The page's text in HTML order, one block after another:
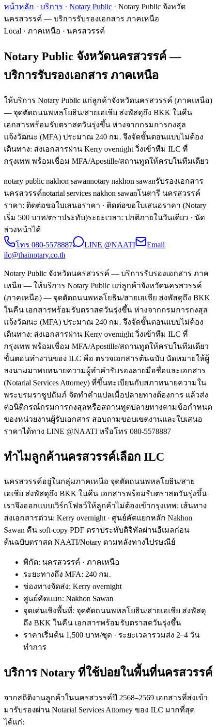
หน้าหลัก · บริการ · Notary Public · Notary Public จังหวัด
นครสวรรค์ — บริการรับรองเอกสาร ภาคเหนือ
Local · ภาคเหนือ · นครสวรรค์
Notary Public จังหวัดนครสวรรค์ —
บริการรับรองเอกสาร ภาคเหนือ
ให้บริการ Notary Public แก่ลูกค้าจังหวัดนครสวรรค์ (ภาคเหนือ)
— จุดตัดถนนพหลโยธิน/สายเอเชีย ส่งพัสดุถึง BKK ในคืน
เอกสารพร้อมรับตราสดวันรุ่งขึ้น ห่างจากกรมการกงสุล
แจ้งวัฒนะ (MFA) ประมาณ 240 กม. จึงจัดขั้นตอนแบบไม่ต้อง
เดินทาง: ส่งเอกสารผ่าน Kerry overnight วิ่งเข้าทีม ILC ที่
กรุงเทพ พร้อมเชื่อม MFA/Apostille/สถานทูตให้ครบในทีมเดียว
notary public nakhon sawannotary nakhon sawanรับรองเอกสาร
นครสวรรค์notarial services nakhon sawanโนตารี นครสวรรค์
ราคา: ติดต่อขอใบเสนอราคา · ติดต่อขอใบเสนอราคา (Notary
เริ่ม 500 บาท/ตราประทับ)ระยะเวลา: ปกติภายในวันเดียว · นัด
ล่วงหน้าได้
โทร 080-5578887 LINE @NAATI
Email
ilc@thainotary.co.th
Notary Public จังหวัดนครสวรรค์ — บริการรับรองเอกสาร ภาค
เหนือ — ให้บริการ Notary Public แก่ลูกค้าจังหวัดนครสวรรค์
(ภาคเหนือ) — จุดตัดถนนพหลโยธิน/สายเอเชีย ส่งพัสดุถึง BKK
ในคืน เอกสารพร้อมรับตราสดวันรุ่งขึ้น ห่างจากกรมการกงสุล
แจ้งวัฒนะ (MFA) ประมาณ 240 กม. จึงจัดขั้นตอนแบบไม่ต้อง
เดินทาง: ส่งเอกสารผ่าน Kerry overnight วิ่งเข้าทีม ILC ที่
กรุงเทพ พร้อมเชื่อม MFA/Apostille/สถานทูตให้ครบในทีมเดียว
ขั้นตอนทำงานของ ILC คือ ตรวจเอกสารต้นฉบับ นัดหมายให้ผู้
ลงนามมาพบทนายความผู้ทำคำรับรองลายมือชื่อและเอกสาร
(Notarial Services Attorney) ที่ขึ้นทะเบียนกับสภาทนายความใน
พระบรมราชูปถัมภ์ จัดทำคำแปลเมื่อปลายทางต้องการ แล้วส่ง
ต่อนิติกรณ์กรมการกงสุลหรือสถานทูตปลายทางตามข้อกำหนด
ของหน่วยงานผู้รับเอกสาร สอบถามขอบเขตงานและใบเสนอ
ราคาได้ทาง LINE @NAATI หรือโทร 080-5578887
ทำไมลูกค้านครสวรรค์เลือก ILC
นครสวรรค์อยู่ในกลุ่มภาคเหนือ จุดตัดถนนพหลโยธิน/สาย
เอเชีย ส่งพัสดุถึง BKK ในคืน เอกสารพร้อมรับตราสดวันรุ่งขึ้น
เราจึงออกแบบเวิร์กโฟลว์ให้ลูกค้าไม่ต้องเข้ากรุงเทพ: เส้นทาง
ส่งเอกสารด่วน: Kerry overnight · ศูนย์คัดแยกหลัก Nakhon
Sawan คืน soft-copy PDF ตราประทับดิจิทัลผ่านอีเมลก่อน
ต้นฉบับตราสด NAATI/Notary ตามหลังทางไปรษณีย์
พิกัด: นครสวรรค์ · ภาคเหนือ
ระยะทางถึง MFA: 240 กม.
ช่องทางจัดส่ง: Kerry overnight
ศูนย์คัดแยก: Nakhon Sawan
จุดเด่นเชิงพื้นที่: จุดตัดถนนพหลโยธิน/สายเอเชีย ส่งพัสดุ
ถึง BKK ในคืน เอกสารพร้อมรับตราสดวันรุ่งขึ้น
ราคาเริ่มต้น 1,500 บาท/ชุด · ระยะเวลารวมส่ง 2–4 วัน
ทำการ
บริการ Notary ที่ใช้บ่อยในพื้นที่นครสวรรค์
จากสถิติงานลูกค้าในนครสวรรค์ปี 2568–2569 เอกสารที่ส่งเข้า
มารับรองผ่าน Notarial Services Attorney ของ ILC มากที่สุด
ได้แก่: